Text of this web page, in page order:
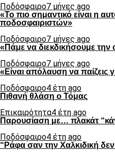
Ποδόσφαιρο7 μήνες ago
«Το πιο σημαντικό είναι η
ποδοσφαιριστών»
Ποδόσφαιρο7 μήνες ago
«Πάμε να διεκδικήσουμε την
Ποδόσφαιρο7 μήνες ago
«Είναι απόλαυση να
Ποδόσφαιρο4 έτη ago
Πιθανή θλάση ο Τόμας
Επικαιρότητα4 έτη ago
Παρουσίαση με… πλακάτ
Ποδόσφαιρο4 έτη ago
“Ράφα σαν την Χαλκιδική δεν